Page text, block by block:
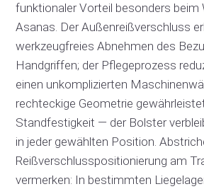
funktionaler Vorteil besonders beim
Asanas. Der Außenreißverschluss
werkzeugfreies Abnehmen des
Handgriffen; der Pflegeprozess
einen unkomplizierten
rechteckige Geometrie
Standfestigkeit — der Bolster
in jeder gewählten Position.
Reißverschlusspositionierung am
vermerken: In bestimmten